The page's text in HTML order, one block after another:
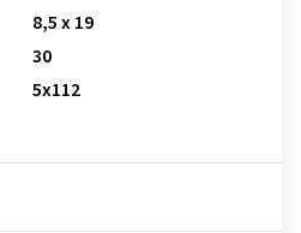
8,5 x 19
30
5x112